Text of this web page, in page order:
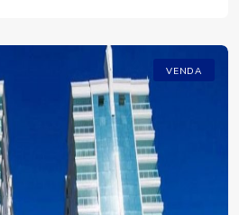
VENDA